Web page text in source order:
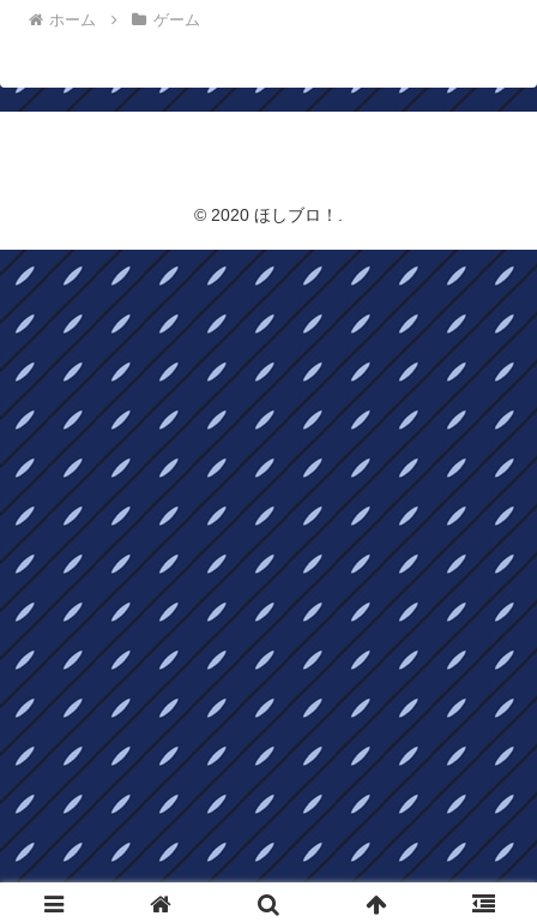
ホーム ゲーム
© 2020 ほしブロ！.